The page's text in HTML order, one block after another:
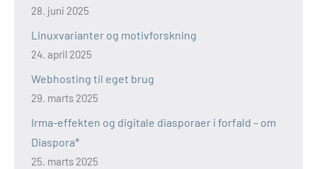
28. juni 2025
Linuxvarianter og motivforskning
24. april 2025
Webhosting til eget brug
29. marts 2025
Irma-effekten og digitale diasporaer i forfald – om
Diaspora*
25. marts 2025